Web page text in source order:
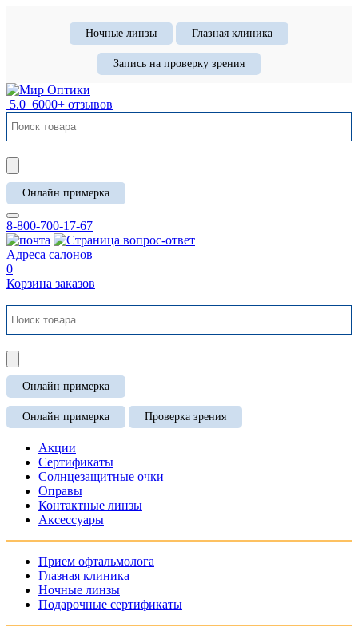
Ночные линзы Глазная клиника
Запись на проверку зрения
5.0 6000+ отзывов
Онлайн примерка
8-800-700-17-67
Адреса салонов
0
Корзина заказов
Онлайн примерка
Онлайн примерка Проверка зрения
Акции
Сертификаты
Солнцезащитные очки
Оправы
Контактные линзы
Аксессуары
Прием офтальмолога
Глазная клиника
Ночные линзы
Подарочные сертификаты